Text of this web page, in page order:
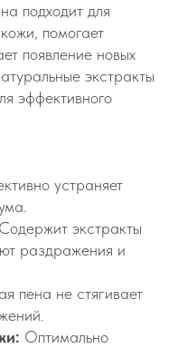
подходит для
помогает
появление новых
экстракты
эффективного
устраняет
Содержит экстракты
раздражения и
пена не стягивает
Оптимально